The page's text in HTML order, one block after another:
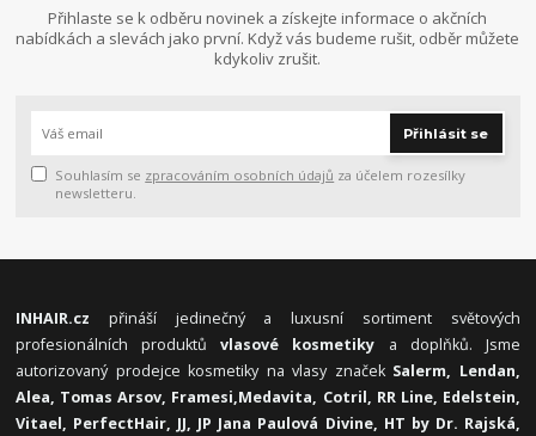
Přihlaste se k odběru novinek a získejte informace o akčních
nabídkách a slevách jako první. Když vás budeme rušit, odběr můžete
kdykoliv zrušit.
Přihlásit se
Souhlasím se zpracováním osobních údajů za účelem rozesílky
newsletteru.
INHAIR.cz přináší jedinečný a luxusní sortiment světových
profesionálních produktůvlasové kosmetiky a doplňků. Jsme
autorizovaný prodejce kosmetiky na vlasy značek Salerm, Lendan,
Alea, Tomas Arsov, Framesi,Medavita, Cotril, RR Line, Edelstein,
Vitael, PerfectHair, JJ, JP Jana Paulová Divine, HT by Dr. Rajská,